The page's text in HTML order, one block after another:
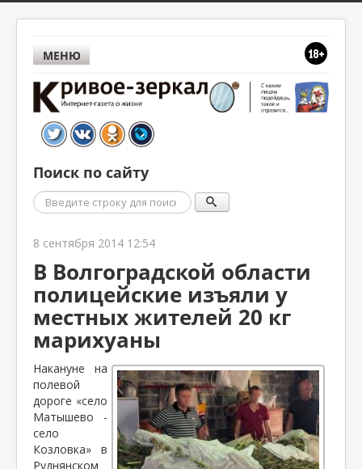
МЕНЮ
Поиск по сайту
Поиск
8 сентября 2014 12:54
В Волгоградской области
полицейские изъяли у
местных жителей 20 кг
марихуаны
Накануне на
полевой
дороге «село
Матышево -
село
Козловка» в
Руднянском